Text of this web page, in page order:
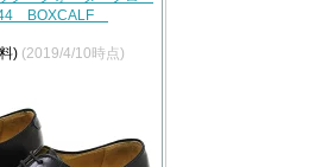
BOXCALF
) (2019/4/10時点)